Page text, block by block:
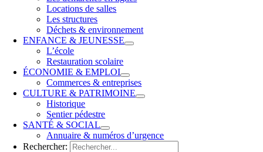
Locations de salles
Les structures
Déchets & environnement
ENFANCE & JEUNESSE
L’école
Restauration scolaire
ÉCONOMIE & EMPLOI
Commerces & entreprises
CULTURE & PATRIMOINE
Historique
Sentier pédestre
SANTÉ & SOCIAL
Annuaire & numéros d’urgence
Rechercher: